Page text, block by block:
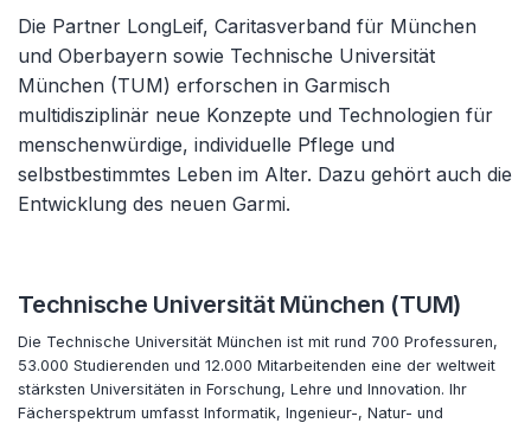
Die Partner LongLeif, Caritasverband für München
und Oberbayern sowie Technische Universität
München (TUM) erforschen in Garmisch
multidisziplinär neue Konzepte und Technologien für
menschenwürdige, individuelle Pflege und
selbstbestimmtes Leben im Alter. Dazu gehört auch die
Entwicklung des neuen Garmi.
Technische Universität München (TUM)
Die Technische Universität München ist mit rund 700 Professuren,
53.000 Studierenden und 12.000 Mitarbeitenden eine der weltweit
stärksten Universitäten in Forschung, Lehre und Innovation. Ihr
Fächerspektrum umfasst Informatik, Ingenieur-, Natur- und